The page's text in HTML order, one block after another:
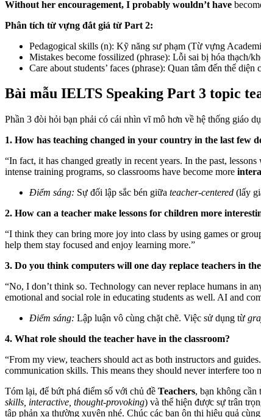
Without her encouragement, I probably wouldn’t have
Phân tích từ vựng đắt giá từ Part 2:
Pedagogical skills (n): Kỹ năng sư phạm (Từ vựng
Mistakes become fossilized (phrase): Lỗi sai bị hóa thạch/
Care about students’ faces (phrase): Quan tâm đến thể diện
Bài mẫu IELTS Speaking Part 3 topic
Phần 3 đòi hỏi bạn phải có cái nhìn vĩ mô hơn về hệ thống giáo
1. How has teaching changed in your country in the last few
“In fact, it has changed greatly in recent years. In the past, lessons
intense training programs, so classrooms have become more
Điểm sáng: Sự đối lập sắc bén giữa teacher-centered (lấy
2. How can a teacher make lessons for children more
“I think they can bring more joy into class by using games or
help them stay focused and enjoy learning more.”
3. Do you think computers will one day replace teachers in
“No, I don’t think so. Technology can never replace humans in
emotional and social role in educating students as well. AI and
Điểm sáng: Lập luận vô cùng chặt chẽ. Việc sử dụng từ
4. What role should the teacher have in the classroom?
“From my view, teachers should act as both instructors and
communication skills. This means they should never interfere
Tóm lại, để bứt phá điểm số với chủ đề Teachers, bạn không cần
skills, interactive, thought-provoking) và thể hiện được sự trân
tập phản xạ thường xuyên nhé. Chúc các bạn ôn thi hiệu quả